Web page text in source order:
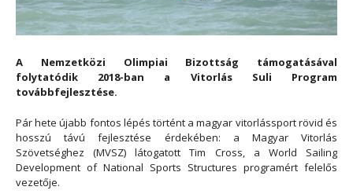
A Nemzetközi Olimpiai Bizottság támogatásával
folytatódik 2018-ban a Vitorlás Suli Program
továbbfejlesztése.
Pár hete újabb fontos lépés történt a magyar vitorlássport rövid és
hosszú távú fejlesztése érdekében: a Magyar Vitorlás
Szövetséghez (MVSZ) látogatott Tim Cross, a World Sailing
Development of National Sports Structures programért felelős
vezetője.